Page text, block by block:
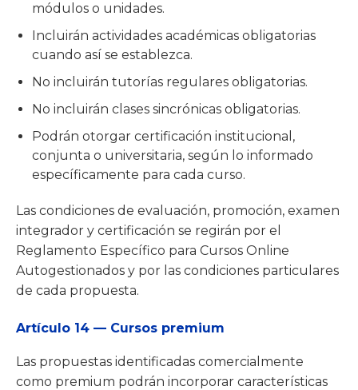
módulos o unidades.
Incluirán actividades académicas obligatorias
cuando así se establezca.
No incluirán tutorías regulares obligatorias.
No incluirán clases sincrónicas obligatorias.
Podrán otorgar certificación institucional,
conjunta o universitaria, según lo informado
específicamente para cada curso.
Las condiciones de evaluación, promoción, examen
integrador y certificación se regirán por el
Reglamento Específico para Cursos Online
Autogestionados y por las condiciones particulares
de cada propuesta.
Artículo 14 — Cursos premium
Las propuestas identificadas comercialmente
como premium podrán incorporar características